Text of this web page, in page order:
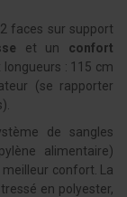
faces sur support
et un confort
longueurs : 115 cm
(se rapporter
de sangles
alimentaire)
meilleur confort. La
en polyester,